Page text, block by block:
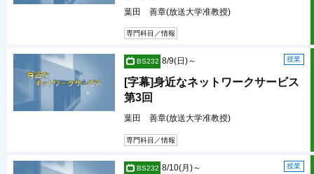
葉田 善章(放送大学准教授)
専門科目／情報
BS232 授業
8/9(日)～
[字幕]身近なネットワークサービス
第3回
葉田 善章(放送大学准教授)
専門科目／情報
BS232 授業
8/10(月)～